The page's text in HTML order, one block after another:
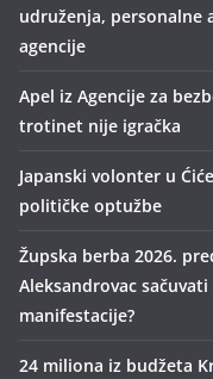
udruženja, personalne
agencije
Apel iz Agencije za
trotinet nije igračka
Japanski volonter u
političke optužbe
Župska berba 2026.
Aleksandrovac
manifestacije?
24 miliona iz budžeta